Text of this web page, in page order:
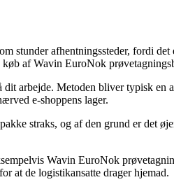
afhentningssteder, fordi
af Wavin EuroNok
arbejde. Metoden bliver typisk
e-shoppens lager.
straks, og af den grund er det
Wavin EuroNok
at de logistikansatte drager hjemad.